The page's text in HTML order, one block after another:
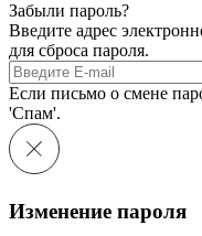
Забыли пароль?
Введите адрес
для сброса пароля.
Если письмо о смене
'Спам'.
Изменение пароля